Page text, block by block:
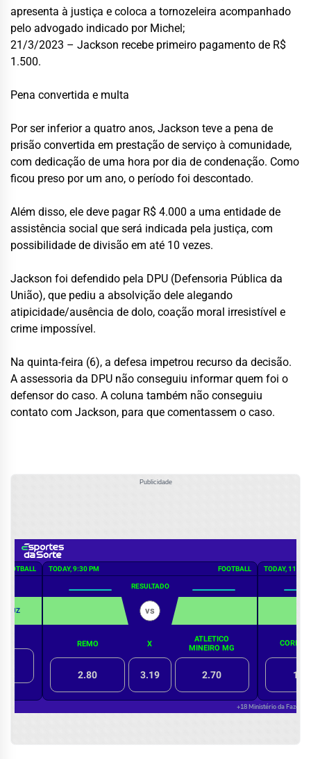
apresenta à justiça e coloca a tornozeleira acompanhado
pelo advogado indicado por Michel;
21/3/2023 – Jackson recebe primeiro pagamento de R$
1.500.
Pena convertida e multa
Por ser inferior a quatro anos, Jackson teve a pena de
prisão convertida em prestação de serviço à comunidade,
com dedicação de uma hora por dia de condenação. Como
ficou preso por um ano, o período foi descontado.
Além disso, ele deve pagar R$ 4.000 a uma entidade de
assistência social que será indicada pela justiça, com
possibilidade de divisão em até 10 vezes.
Jackson foi defendido pela DPU (Defensoria Pública da
União), que pediu a absolvição dele alegando
atipicidade/ausência de dolo, coação moral irresistível e
crime impossível.
Na quinta-feira (6), a defesa impetrou recurso da decisão.
A assessoria da DPU não conseguiu informar quem foi o
defensor do caso. A coluna também não conseguiu
contato com Jackson, para que comentassem o caso.
Publicidade